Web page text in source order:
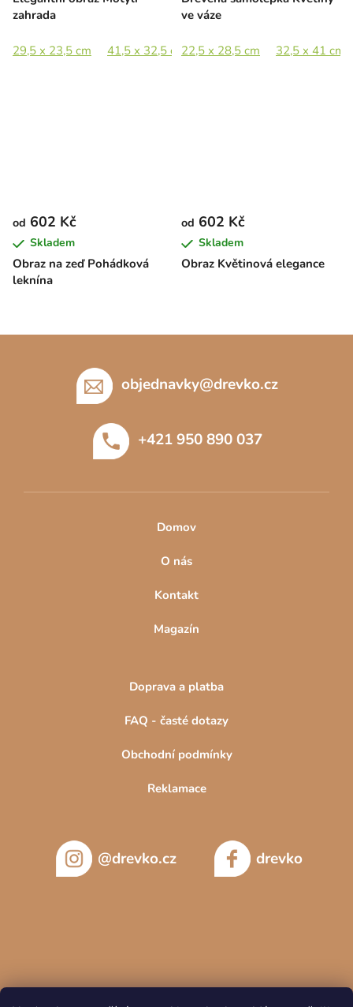
zahrada
29,5 x 23,5 cm 41,5 x 32,5 cm 57 x 44,5 cm 83 x 65 cm
ve váze
22,5 x 28,5 cm 32,5 x 41 cm
Obraz na zeď Pohádková
leknína
od 602 Kč
Skladem
Obraz Květinová elegance
od 602 Kč
Skladem
objednavky@drevko.cz
+421 950 890 037
Domov
O nás
Kontakt
Magazín
Doprava a platba
FAQ - časté dotazy
Obchodní podmínky
Reklamace
@drevko.cz drevko